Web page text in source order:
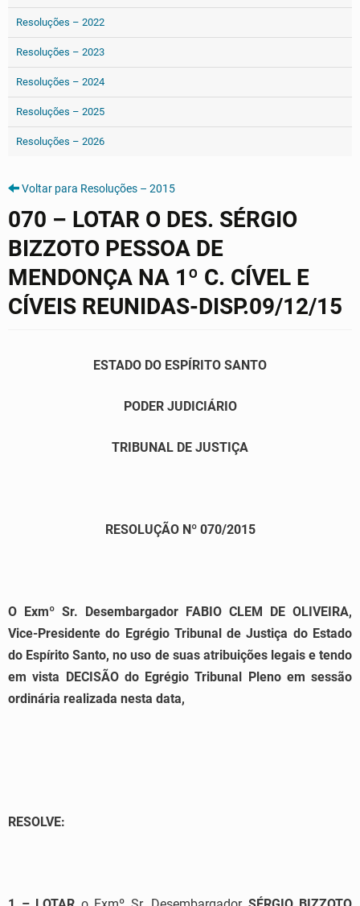
Resoluções – 2022
Resoluções – 2023
Resoluções – 2024
Resoluções – 2025
Resoluções – 2026
Voltar para Resoluções – 2015
070 – LOTAR O DES. SÉRGIO
BIZZOTO PESSOA DE
MENDONÇA NA 1º C. CÍVEL E
CÍVEIS REUNIDAS-DISP.09/12/15
ESTADO DO ESPÍRITO SANTO
PODER JUDICIÁRIO
TRIBUNAL DE JUSTIÇA
RESOLUÇÃO Nº 070/2015
O Exmº Sr. Desembargador FABIO CLEM DE OLIVEIRA,
Vice-Presidente do Egrégio Tribunal de Justiça do Estado
do Espírito Santo, no uso de suas atribuições legais e tendo
em vista DECISÃO do Egrégio Tribunal Pleno em sessão
ordinária realizada nesta data,
RESOLVE: